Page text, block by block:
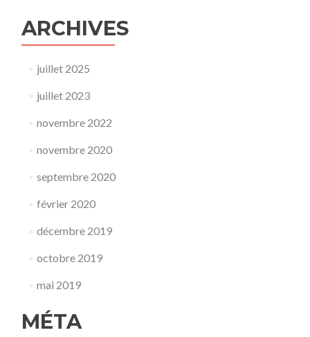
ARCHIVES
juillet 2025
juillet 2023
novembre 2022
novembre 2020
septembre 2020
février 2020
décembre 2019
octobre 2019
mai 2019
MÉTA